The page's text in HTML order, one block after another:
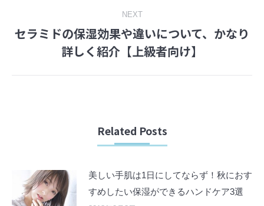
NEXT
Next
post:
セラミドの保湿効果や違いについて、かなり
詳しく紹介【上級者向け】
Related Posts
美しい手肌は1日にしてならず！秋におす
すめしたい保湿ができるハンドケア3選